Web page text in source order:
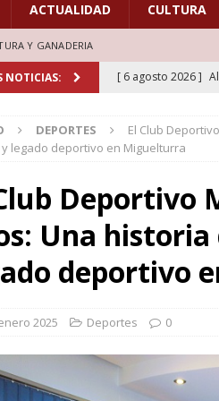
ACTUALIDAD CULTURA
Y GANADERIA
NOTICIAS: [ 6 agosto 2026 ]
[ 5 agosto 2026 ]
DEPORTES
[ 5 agosto 2026 ]
deporte el verano
marcada por la
de honor en el
DEPORTES
El Club
legado deportivo en Miguelturra
Deportivo
Una
deportivo
2025 Deportes 0